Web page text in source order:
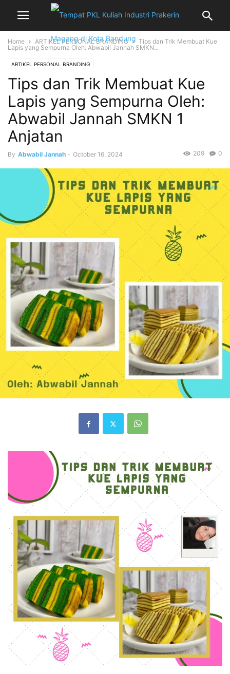
Home ARTIKEL PERSONAL BRANDING
Tips dan Trik Membuat Kue
Lapis yang Sempurna Oleh: Abwabil Jannah SMKN...
ARTIKEL PERSONAL BRANDING
Tips dan Trik Membuat Kue
Lapis yang Sempurna Oleh:
Abwabil Jannah SMKN 1
Anjatan
By Abwabil Jannah - October 16, 2024 0
209